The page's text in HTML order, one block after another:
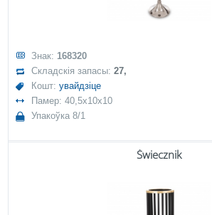
Знак: 168320
Складскія запасы:27,
Кошт:увайдзіце
Памер: 40,5x10x10
Упакоўка 8/1
Świecznik